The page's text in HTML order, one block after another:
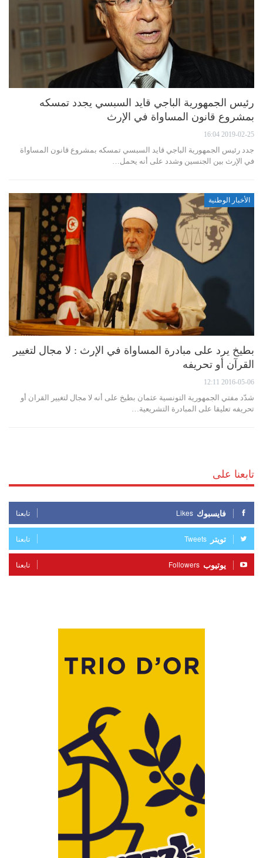
رئيس الجمهورية الباجي قايد السبسي يجدد تمسكه
بمشروع قانون المساواة في الإرث
2019-02-25 16:04
جدد رئيس الجمهورية الباجي قايد السبسي تمسكه بمشروع قانون المساواة
في الإرث بين الجنسين وشدد على أنه يحمل…
الأخبار الوطنية
بطيخ يرد على مبادرة المساواة في الإرث : لا مجال لتغيير
القرآن أو تحريفه
2016-05-06 12:11
شدّد مفتي الجمهورية التونسية عثمان بطيخ على أنه لا مجال لتغيير القران أو
تحريفه تعليقا على المبادرة التشريعية…
تابعنا على
فايسبوك Likes تابعنا
تويتر Tweets تابعنا
يوتيوب Followers تابعنا